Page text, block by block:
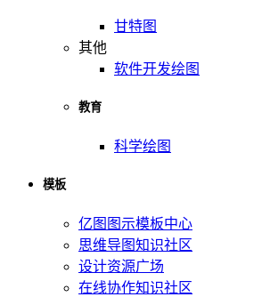
甘特图
其他
软件开发绘图
教育
科学绘图
模板
亿图图示模板中心
思维导图知识社区
设计资源广场
在线协作知识社区